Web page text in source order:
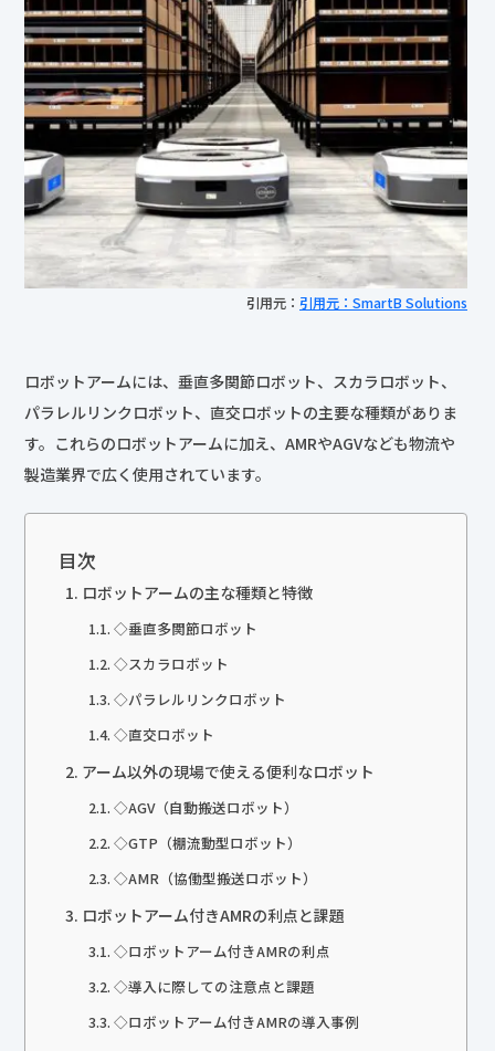
引用元： 引用元：SmartB Solutions
ロボットアームには、垂直多関節ロボット、スカラロボット、
パラレルリンクロボット、直交ロボットの主要な種類がありま
す。これらのロボットアームに加え、AMRやAGVなども物流や
製造業界で広く使用されています。
目次
ロボットアームの主な種類と特徴
◇垂直多関節ロボット
◇スカラロボット
◇パラレルリンクロボット
◇直交ロボット
アーム以外の現場で使える便利なロボット
◇AGV（自動搬送ロボット）
◇GTP（棚流動型ロボット）
◇AMR（協働型搬送ロボット）
ロボットアーム付きAMRの利点と課題
◇ロボットアーム付きAMRの利点
◇導入に際しての注意点と課題
◇ロボットアーム付きAMRの導入事例